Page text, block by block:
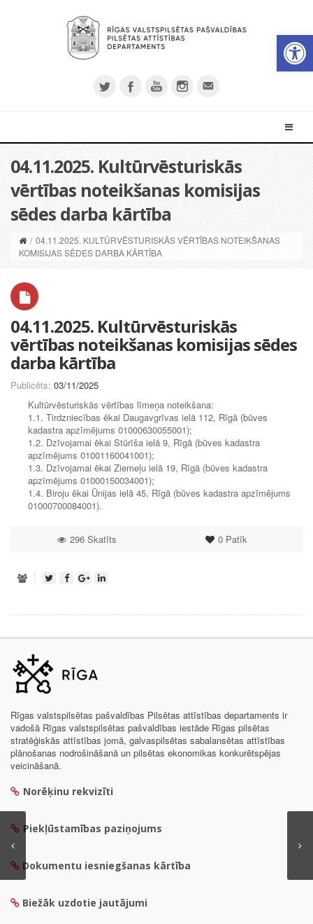
04.11.2025. Kultūrvēsturiskās
vērtības noteikšanas komisijas
sēdes darba kārtība
/ 04.11.2025. KULTŪRVĒSTURISKĀS VĒRTĪBAS NOTEIKŠANAS
KOMISIJAS SĒDES DARBA KĀRTĪBA
04.11.2025. Kultūrvēsturiskās
vērtības noteikšanas komisijas sēdes
darba kārtība
Publicēts: 03/11/2025
Kultūrvēsturiskās vērtības līmeņa noteikšana:
1.1. Tirdzniecības ēkai Daugavgrīvas ielā 112, Rīgā (būves
kadastra apzīmējums 01000630055001);
1.2. Dzīvojamai ēkai Stūrīša ielā 9, Rīgā (būves kadastra
apzīmējums 01001160041001);
1.3. Dzīvojamai ēkai Ziemeļu ielā 19, Rīgā (būves kadastra
apzīmējums 01000150034001);
1.4. Biroju ēkai Ūnijas ielā 45, Rīgā (būves kadastra apzīmējums
01000700084001).
0Patīk
296 Skatīts
Rīgas valstspilsētas pašvaldības Pilsētas attīstības departaments ir
vadošā Rīgas valstspilsētas pašvaldības iestāde Rīgas pilsētas
stratēģiskās attīstības jomā, galvaspilsētas sabalansētas attīstības
plānošanas nodrošināšanā un pilsētas ekonomikas konkurētspējas
veicināšanā.
Norēķinu rekvizīti
Piekļūstamības paziņojums
Dokumentu iesniegšanas kārtība
Biežāk uzdotie jautājumi